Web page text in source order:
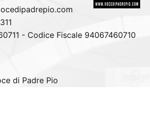
- Codice Fiscale 94067460710
di Padre Pio